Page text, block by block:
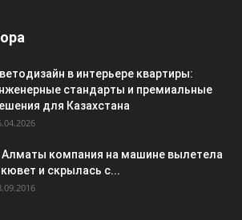
в интерьере квартиры:
стандарты и премиальные
для Казахстана
Алматы компания на машине вылетела
кювет и скрылась с...